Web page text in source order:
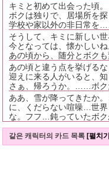
キミと初めて出会った頃。
ボクは独りで、居場所を探
学校や家以外の非日常を
そうして、キミに新しい世
今となっては、懐かしいね
あの頃から、随分とボクも
あの頃と違う点を挙げる
迎えに来る人がいると、
さぁ、帰ろうか。……ボク
ああ、雪が降ってきたか
に、くだらない喧噪…世
な。フフ…鈍っていたボ
같은 캐릭터의 카드 목록 [펼치